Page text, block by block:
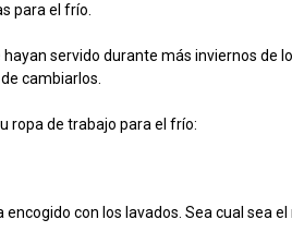
para el frío.
servido durante más inviernos de
cambiarlos.
ropa de trabajo para el frío:
con los lavados. Sea cual sea